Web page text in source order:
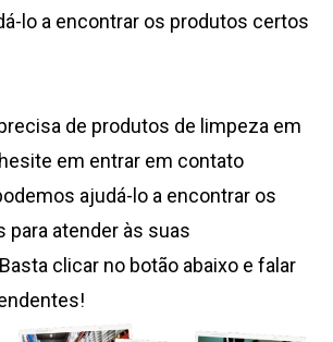
lo a encontrar os produtos certos
de produtos de limpeza em
em entrar em contato
ajudá-lo a encontrar os
para atender às suas
clicar no botão abaixo e falar